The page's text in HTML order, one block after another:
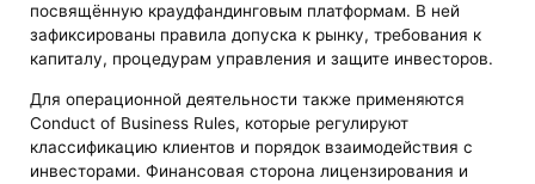
посвящённую краудфандинговым платформам. В ней
зафиксированы правила допуска к рынку, требования к
капиталу, процедурам управления и защите инвесторов.
Для операционной деятельности также применяются
Conduct of Business Rules, которые регулируют
классификацию клиентов и порядок взаимодействия с
инвесторами. Финансовая сторона лицензирования и